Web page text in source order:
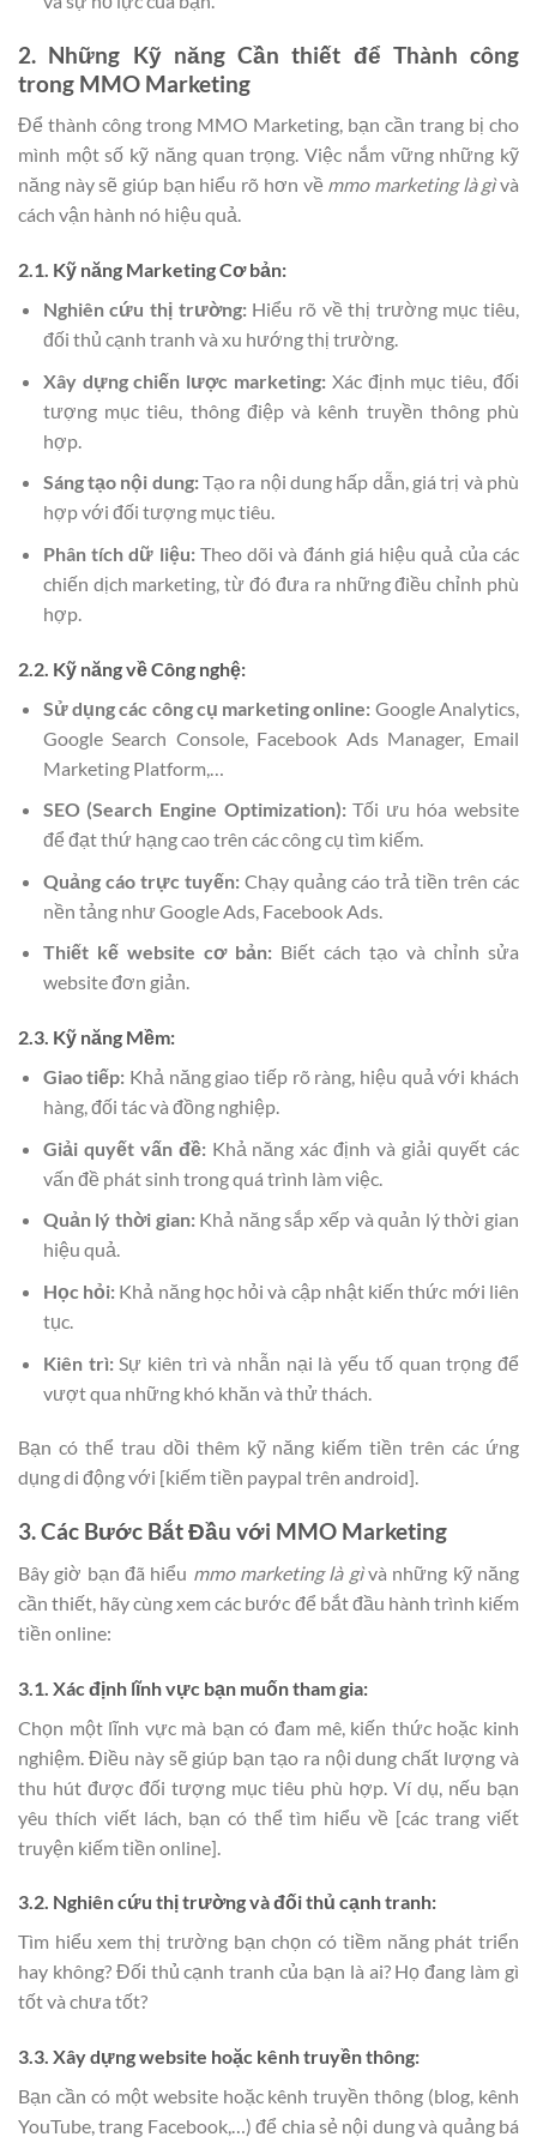
2. Những Kỹ năng Cần thiết để Thành công
trong MMO Marketing
Để thành công trong MMO Marketing, bạn cần trang bị cho
mình một số kỹ năng quan trọng. Việc nắm vững những kỹ
năng này sẽ giúp bạn hiểu rõ hơn về mmo marketing là gìvà
cách vận hành nó hiệu quả.
2.1. Kỹ năng Marketing Cơ bản:
Nghiên cứu thị trường:Hiểu rõ về thị trường mục tiêu,
đối thủ cạnh tranh và xu hướng thị trường.
Xây dựng chiến lược marketing: Xác định mục tiêu, đối
tượng mục tiêu, thông điệp và kênh truyền thông phù
hợp.
Sáng tạo nội dung:Tạo ra nội dung hấp dẫn, giá trị và phù
hợp với đối tượng mục tiêu.
Phân tích dữ liệu:Theo dõi và đánh giá hiệu quả của các
chiến dịch marketing, từ đó đưa ra những điều chỉnh phù
hợp.
2.2. Kỹ năng về Công nghệ:
Sử dụng các công cụ marketing online: Google Analytics,
Google Search Console, Facebook Ads Manager, Email
Marketing Platform,…
SEO (Search Engine Optimization):Tối ưu hóa website
để đạt thứ hạng cao trên các công cụ tìm kiếm.
Quảng cáo trực tuyến:Chạy quảng cáo trả tiền trên các
nền tảng như Google Ads, Facebook Ads.
Thiết kế website cơ bản:Biết cách tạo và chỉnh sửa
website đơn giản.
2.3. Kỹ năng Mềm:
Giao tiếp: Khả năng giao tiếp rõ ràng, hiệu quả với khách
hàng, đối tác và đồng nghiệp.
Giải quyết vấn đề:Khả năng xác định và giải quyết các
vấn đề phát sinh trong quá trình làm việc.
Quản lý thời gian:Khả năng sắp xếp và quản lý thời gian
hiệu quả.
Học hỏi: Khả năng học hỏi và cập nhật kiến thức mới liên
tục.
Kiên trì:Sự kiên trì và nhẫn nại là yếu tố quan trọng để
vượt qua những khó khăn và thử thách.
Bạn có thể trau dồi thêm kỹ năng kiếm tiền trên các ứng
dụng di động với [kiếm tiền paypal trên android].
3. Các Bước Bắt Đầu với MMO Marketing
Bây giờ bạn đã hiểu mmo marketing là gìvà những kỹ năng
cần thiết, hãy cùng xem các bước để bắt đầu hành trình kiếm
tiền online:
3.1. Xác định lĩnh vực bạn muốn tham gia:
Chọn một lĩnh vực mà bạn có đam mê, kiến thức hoặc kinh
nghiệm. Điều này sẽ giúp bạn tạo ra nội dung chất lượng và
thu hút được đối tượng mục tiêu phù hợp. Ví dụ, nếu bạn
yêu thích viết lách, bạn có thể tìm hiểu về [các trang viết
truyện kiếm tiền online].
3.2. Nghiên cứu thị trường và đối thủ cạnh tranh:
Tìm hiểu xem thị trường bạn chọn có tiềm năng phát triển
hay không? Đối thủ cạnh tranh của bạn là ai? Họ đang làm gì
tốt và chưa tốt?
3.3. Xây dựng website hoặc kênh truyền thông:
Bạn cần có một website hoặc kênh truyền thông (blog, kênh
YouTube, trang Facebook,…) để chia sẻ nội dung và quảng bá